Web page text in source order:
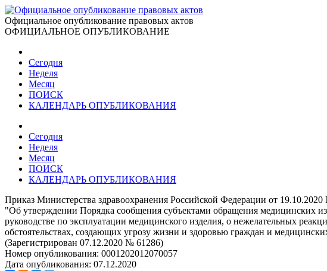
Официальное опубликование правовых актов
ОФИЦИАЛЬНОЕ ОПУБЛИКОВАНИЕ
Сегодня
Неделя
Месяц
ПОИСК
КАЛЕНДАРЬ ОПУБЛИКОВАНИЯ
Сегодня
Неделя
Месяц
ПОИСК
КАЛЕНДАРЬ ОПУБЛИКОВАНИЯ
Приказ Министерства здравоохранения Российской Федерации от
"Об утверждении Порядка сообщения субъектами обращения медицинских
руководстве по эксплуатации медицинского изделия, о нежелательных
обстоятельствах, создающих угрозу жизни и здоровью граждан и
(Зарегистрирован 07.12.2020 № 61286)
Номер опубликования: 0001202012070057
Дата опубликования: 07.12.2020